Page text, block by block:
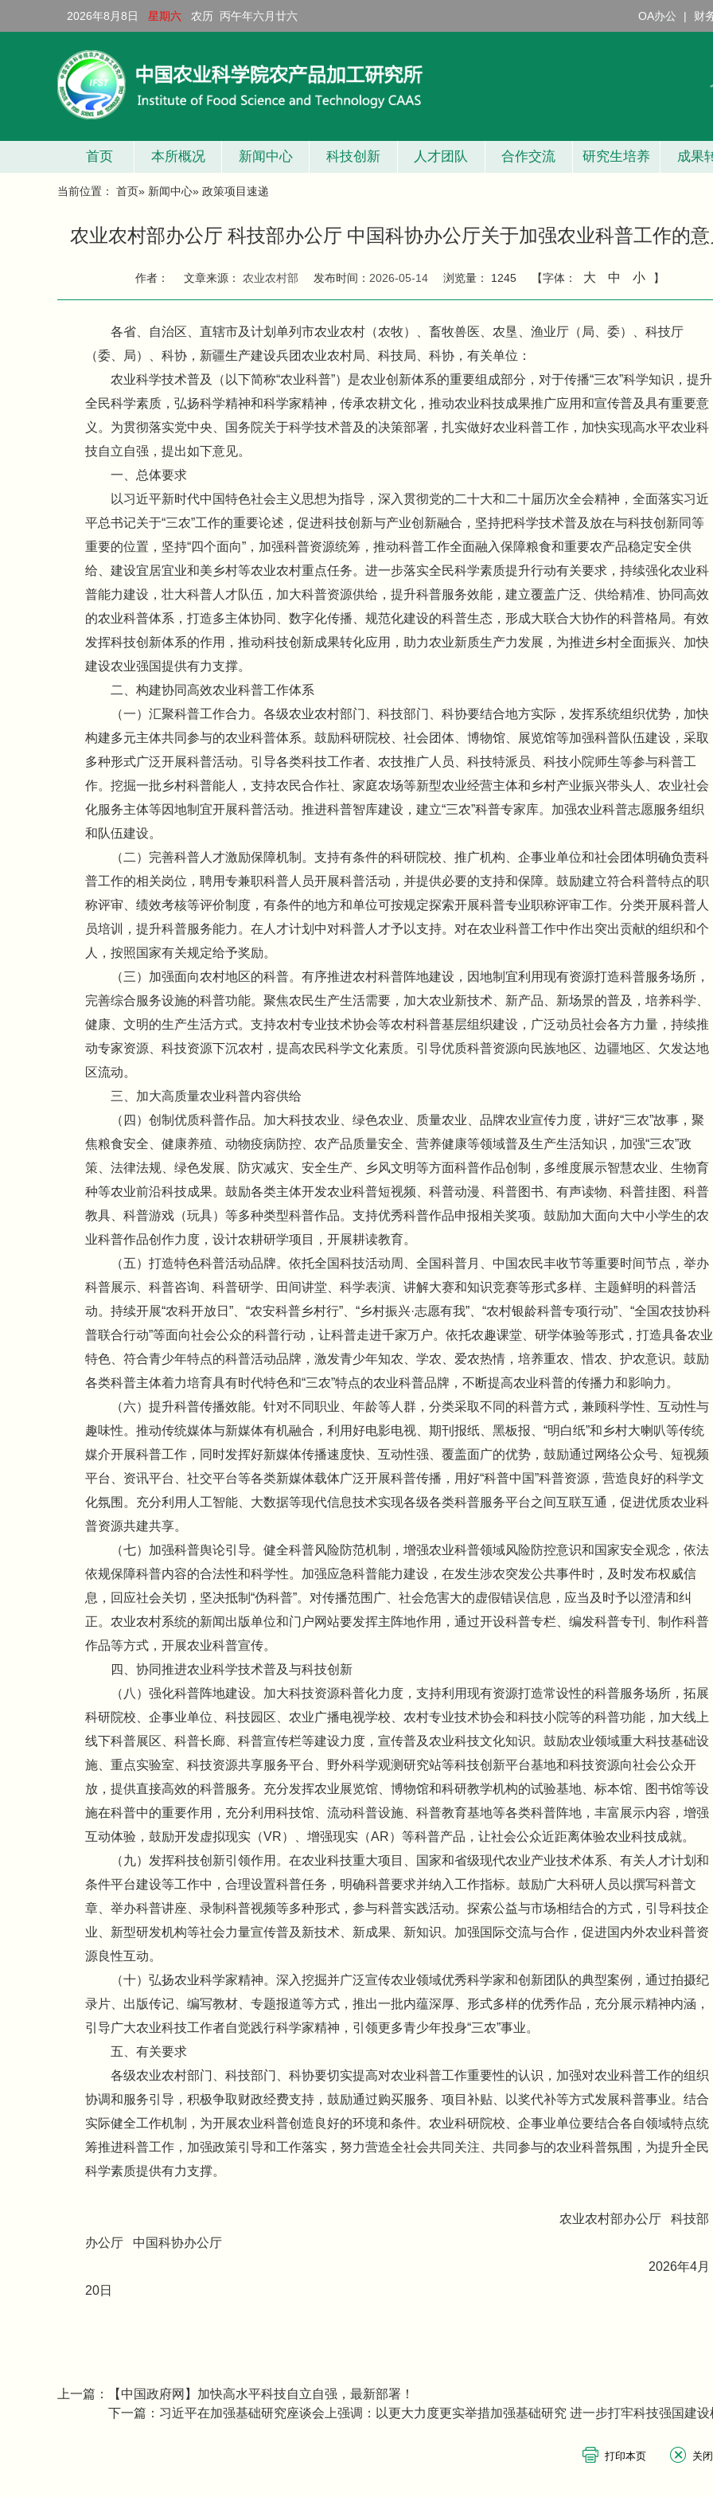
OA办公 | 财
2026年8月8日 星期六 农历 丙午年六月廿六
首页 本所概况 新闻中心 科技创新 人才团队 合作交流 研究生培养 成果
当前位置： 首页» 新闻中心» 政策项目速递
农业农村部办公厅 科技部办公厅 中国科协办公厅关于加强农业科普工作的
作者： 文章来源： 农业农村部 发布时间： 2026-05-14 浏览量： 1245 【字体： 大 中 小 】
各省、自治区、直辖市及计划单列市农业农村（农牧）、畜牧兽医、农垦、渔业厅（局、委）、科技厅
（委、局）、科协，新疆生产建设兵团农业农村局、科技局、科协，有关单位：
农业科学技术普及（以下简称“农业科普”）是农业创新体系的重要组成部分，对于传播“三农”科学知识，提升
全民科学素质，弘扬科学精神和科学家精神，传承农耕文化，推动农业科技成果推广应用和宣传普及具有重要意
义。为贯彻落实党中央、国务院关于科学技术普及的决策部署，扎实做好农业科普工作，加快实现高水平农业科
技自立自强，提出如下意见。
一、总体要求
以习近平新时代中国特色社会主义思想为指导，深入贯彻党的二十大和二十届历次全会精神，全面落实习近
平总书记关于“三农”工作的重要论述，促进科技创新与产业创新融合，坚持把科学技术普及放在与科技创新同等
重要的位置，坚持“四个面向”，加强科普资源统筹，推动科普工作全面融入保障粮食和重要农产品稳定安全供
给、建设宜居宜业和美乡村等农业农村重点任务。进一步落实全民科学素质提升行动有关要求，持续强化农业科
普能力建设，壮大科普人才队伍，加大科普资源供给，提升科普服务效能，建立覆盖广泛、供给精准、协同高效
的农业科普体系，打造多主体协同、数字化传播、规范化建设的科普生态，形成大联合大协作的科普格局。有效
发挥科技创新体系的作用，推动科技创新成果转化应用，助力农业新质生产力发展，为推进乡村全面振兴、加快
建设农业强国提供有力支撑。
二、构建协同高效农业科普工作体系
（一）汇聚科普工作合力。各级农业农村部门、科技部门、科协要结合地方实际，发挥系统组织优势，加快
构建多元主体共同参与的农业科普体系。鼓励科研院校、社会团体、博物馆、展览馆等加强科普队伍建设，采取
多种形式广泛开展科普活动。引导各类科技工作者、农技推广人员、科技特派员、科技小院师生等参与科普工
作。挖掘一批乡村科普能人，支持农民合作社、家庭农场等新型农业经营主体和乡村产业振兴带头人、农业社会
化服务主体等因地制宜开展科普活动。推进科普智库建设，建立“三农”科普专家库。加强农业科普志愿服务组织
和队伍建设。
（二）完善科普人才激励保障机制。支持有条件的科研院校、推广机构、企事业单位和社会团体明确负责科
普工作的相关岗位，聘用专兼职科普人员开展科普活动，并提供必要的支持和保障。鼓励建立符合科普特点的职
称评审、绩效考核等评价制度，有条件的地方和单位可按规定探索开展科普专业职称评审工作。分类开展科普人
员培训，提升科普服务能力。在人才计划中对科普人才予以支持。对在农业科普工作中作出突出贡献的组织和个
人，按照国家有关规定给予奖励。
（三）加强面向农村地区的科普。有序推进农村科普阵地建设，因地制宜利用现有资源打造科普服务场所，
完善综合服务设施的科普功能。聚焦农民生产生活需要，加大农业新技术、新产品、新场景的普及，培养科学、
健康、文明的生产生活方式。支持农村专业技术协会等农村科普基层组织建设，广泛动员社会各方力量，持续推
动专家资源、科技资源下沉农村，提高农民科学文化素质。引导优质科普资源向民族地区、边疆地区、欠发达地
区流动。
三、加大高质量农业科普内容供给
（四）创制优质科普作品。加大科技农业、绿色农业、质量农业、品牌农业宣传力度，讲好“三农”故事，聚
焦粮食安全、健康养殖、动物疫病防控、农产品质量安全、营养健康等领域普及生产生活知识，加强“三农”政
策、法律法规、绿色发展、防灾减灾、安全生产、乡风文明等方面科普作品创制，多维度展示智慧农业、生物育
种等农业前沿科技成果。鼓励各类主体开发农业科普短视频、科普动漫、科普图书、有声读物、科普挂图、科普
教具、科普游戏（玩具）等多种类型科普作品。支持优秀科普作品申报相关奖项。鼓励加大面向大中小学生的农
业科普作品创作力度，设计农耕研学项目，开展耕读教育。
（五）打造特色科普活动品牌。依托全国科技活动周、全国科普月、中国农民丰收节等重要时间节点，举办
科普展示、科普咨询、科普研学、田间讲堂、科学表演、讲解大赛和知识竞赛等形式多样、主题鲜明的科普活
动。持续开展“农科开放日”、“农安科普乡村行”、“乡村振兴·志愿有我”、“农村银龄科普专项行动”、“全国农技协科
普联合行动”等面向社会公众的科普行动，让科普走进千家万户。依托农趣课堂、研学体验等形式，打造具备农业
特色、符合青少年特点的科普活动品牌，激发青少年知农、学农、爱农热情，培养重农、惜农、护农意识。鼓励
各类科普主体着力培育具有时代特色和“三农”特点的农业科普品牌，不断提高农业科普的传播力和影响力。
（六）提升科普传播效能。针对不同职业、年龄等人群，分类采取不同的科普方式，兼顾科学性、互动性与
趣味性。推动传统媒体与新媒体有机融合，利用好电影电视、期刊报纸、黑板报、“明白纸”和乡村大喇叭等传统
媒介开展科普工作，同时发挥好新媒体传播速度快、互动性强、覆盖面广的优势，鼓励通过网络公众号、短视频
平台、资讯平台、社交平台等各类新媒体载体广泛开展科普传播，用好“科普中国”科普资源，营造良好的科学文
化氛围。充分利用人工智能、大数据等现代信息技术实现各级各类科普服务平台之间互联互通，促进优质农业科
普资源共建共享。
（七）加强科普舆论引导。健全科普风险防范机制，增强农业科普领域风险防控意识和国家安全观念，依法
依规保障科普内容的合法性和科学性。加强应急科普能力建设，在发生涉农突发公共事件时，及时发布权威信
息，回应社会关切，坚决抵制“伪科普”。对传播范围广、社会危害大的虚假错误信息，应当及时予以澄清和纠
正。农业农村系统的新闻出版单位和门户网站要发挥主阵地作用，通过开设科普专栏、编发科普专刊、制作科普
作品等方式，开展农业科普宣传。
四、协同推进农业科学技术普及与科技创新
（八）强化科普阵地建设。加大科技资源科普化力度，支持利用现有资源打造常设性的科普服务场所，拓展
科研院校、企事业单位、科技园区、农业广播电视学校、农村专业技术协会和科技小院等的科普功能，加大线上
线下科普展区、科普长廊、科普宣传栏等建设力度，宣传普及农业科技文化知识。鼓励农业领域重大科技基础设
施、重点实验室、科技资源共享服务平台、野外科学观测研究站等科技创新平台基地和科技资源向社会公众开
放，提供直接高效的科普服务。充分发挥农业展览馆、博物馆和科研教学机构的试验基地、标本馆、图书馆等设
施在科普中的重要作用，充分利用科技馆、流动科普设施、科普教育基地等各类科普阵地，丰富展示内容，增强
互动体验，鼓励开发虚拟现实（VR）、增强现实（AR）等科普产品，让社会公众近距离体验农业科技成就。
（九）发挥科技创新引领作用。在农业科技重大项目、国家和省级现代农业产业技术体系、有关人才计划和
条件平台建设等工作中，合理设置科普任务，明确科普要求并纳入工作指标。鼓励广大科研人员以撰写科普文
章、举办科普讲座、录制科普视频等多种形式，参与科普实践活动。探索公益与市场相结合的方式，引导科技企
业、新型研发机构等社会力量宣传普及新技术、新成果、新知识。加强国际交流与合作，促进国内外农业科普资
源良性互动。
（十）弘扬农业科学家精神。深入挖掘并广泛宣传农业领域优秀科学家和创新团队的典型案例，通过拍摄纪
录片、出版传记、编写教材、专题报道等方式，推出一批内蕴深厚、形式多样的优秀作品，充分展示精神内涵，
引导广大农业科技工作者自觉践行科学家精神，引领更多青少年投身“三农”事业。
五、有关要求
各级农业农村部门、科技部门、科协要切实提高对农业科普工作重要性的认识，加强对农业科普工作的组织
协调和服务引导，积极争取财政经费支持，鼓励通过购买服务、项目补贴、以奖代补等方式发展科普事业。结合
实际健全工作机制，为开展农业科普创造良好的环境和条件。农业科研院校、企事业单位要结合各自领域特点统
筹推进科普工作，加强政策引导和工作落实，努力营造全社会共同关注、共同参与的农业科普氛围，为提升全民
科学素质提供有力支撑。
农业农村部办公厅 科技部
办公厅 中国科协办公厅
2026年4月
20日
上一篇：
【中国政府网】加快高水平科技自立自强，最新部署！
下一篇： 习近平在加强基础研究座谈会上强调：以更大力度更实举措加强基础研究 进一步打牢科技强国建设